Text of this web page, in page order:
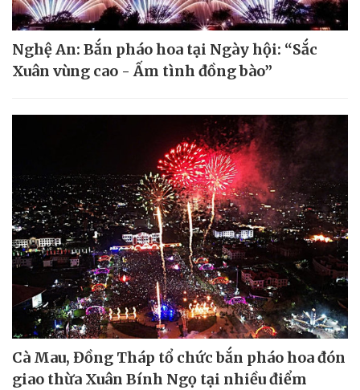
Nghệ An: Bắn pháo hoa tại Ngày hội: “Sắc
Xuân vùng cao - Ấm tình đồng bào”
Cà Mau, Đồng Tháp tổ chức bắn pháo hoa đón
giao thừa Xuân Bính Ngọ tại nhiều điểm